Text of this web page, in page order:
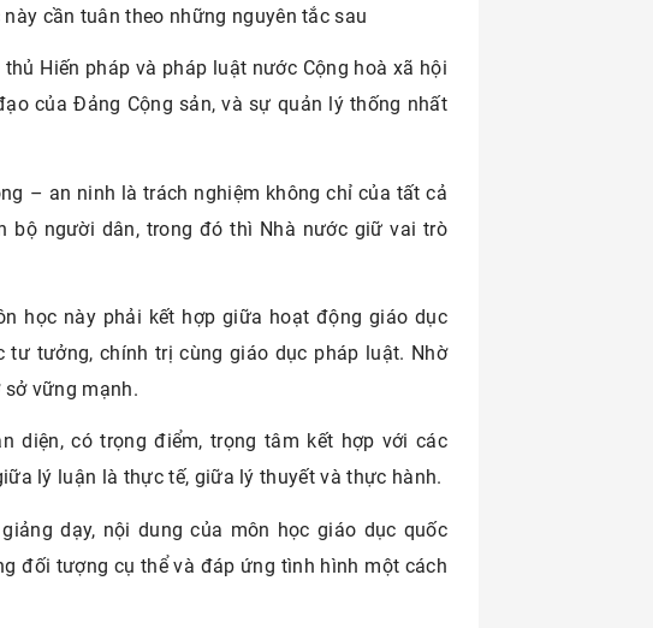
cần tuân theo những nguyên tắc sau
Hiến pháp và pháp luật nước Cộng hoà xã hội
của Đảng Cộng sản, và sự quản lý thống nhất
– an ninh là trách nghiệm không chỉ của tất cả
bộ người dân, trong đó thì Nhà nước giữ vai trò
học này phải kết hợp giữa hoạt động giáo dục
tư tưởng, chính trị cùng giáo dục pháp luật. Nhờ
vững mạnh.
diện, có trọng điểm, trọng tâm kết hợp với các
lý luận là thực tế, giữa lý thuyết và thực hành.
dạy, nội dung của môn học giáo dục quốc
đối tượng cụ thể và đáp ứng tình hình một cách